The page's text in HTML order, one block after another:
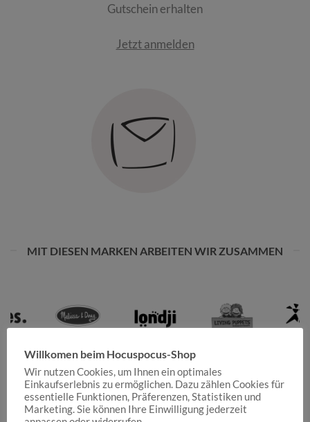
Gutschein erhalten
Jetzt anmelden
MIT DIESEN MARKEN ARBEITEN WIR ZUSAMMEN
Willkomen beim Hocuspocus-Shop
Wir nutzen Cookies, um Ihnen ein optimales
Einkaufserlebnis zu ermöglichen. Dazu zählen Cookies für
essentielle Funktionen, Präferenzen, Statistiken und
Marketing. Sie können Ihre Einwilligung jederzeit